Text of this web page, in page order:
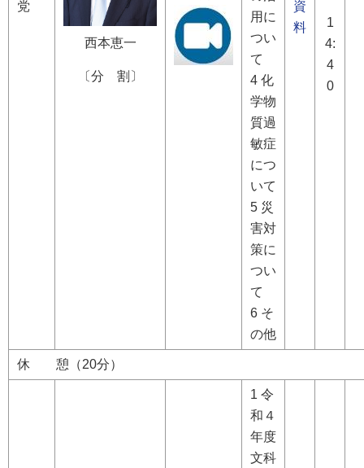
党
西本恵一
〔分 割〕
用に
つい
て
4 化
学物
質過
敏症
につ
いて
5 災
害対
策に
つい
て
6 そ
の他
資
料
1
4:
4
0
休 憩（20分）
1 令
和４
年度
文科